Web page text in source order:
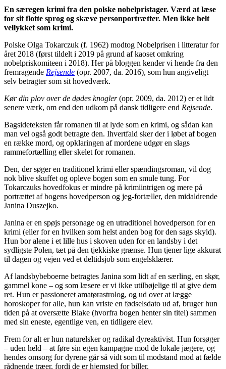
En særegen krimi fra den polske nobelpristager. Værd at læse
for sit flotte sprog og skæve personportrætter. Men ikke helt
vellykket som krimi.
Polske Olga Tokarczuk (f. 1962) modtog Nobelprisen i litteratur for
året 2018 (først tildelt i 2019 på grund af kaoset omkring
nobelpriskomiteen i 2018). Her på bloggen kender vi hende fra den
fremragende Rejsende (opr. 2007, da. 2016), som hun angiveligt
selv betragter som sit hovedværk.
Kør din plov over de dødes knogler(opr. 2009, da. 2012) er et lidt
senere værk, om end den udkom på dansk tidligere end Rejsende.
Bagsideteksten får romanen til at lyde som en krimi, og sådan kan
man vel også godt betragte den. Ihvertfald sker der i løbet af bogen
en række mord, og opklaringen af mordene udgør en slags
rammefortælling eller skelet for romanen.
Den, der søger en traditionel krimi eller spændingsroman, vil dog
nok blive skuffet og opleve bogen som en smule tung. For
Tokarczuks hovedfokus er mindre på krimiintrigen og mere på
portrættet af bogens hovedperson og jeg-fortæller, den midaldrende
Janina Duszejko.
Janina er en spøjs personage og en utraditionel hovedperson for en
krimi (eller for en hvilken som helst anden bog for den sags skyld).
Hun bor alene i et lille hus i skoven uden for en landsby i det
sydligste Polen, tæt på den tjekkiske grænse. Hun tjener lige akkurat
til dagen og vejen ved et deltidsjob som engelsklærer.
Af landsbybeboerne betragtes Janina som lidt af en særling, en skør,
gammel kone – og som læsere er vi ikke utilbøjelige til at give dem
ret. Hun er passioneret amatørastrolog, og ud over at lægge
horoskoper for alle, hun kan vriste en fødselsdato ud af, bruger hun
tiden på at oversætte Blake (hvorfra bogen henter sin titel) sammen
med sin eneste, egentlige ven, en tidligere elev.
Frem for alt er hun naturelsker og radikal dyreaktivist. Hun forsøger
– uden held – at føre sin egen kampagne mod de lokale jægere, og
hendes omsorg for dyrene går så vidt som til modstand mod at fælde
rådnende træer, fordi de er hjemsted for biller.